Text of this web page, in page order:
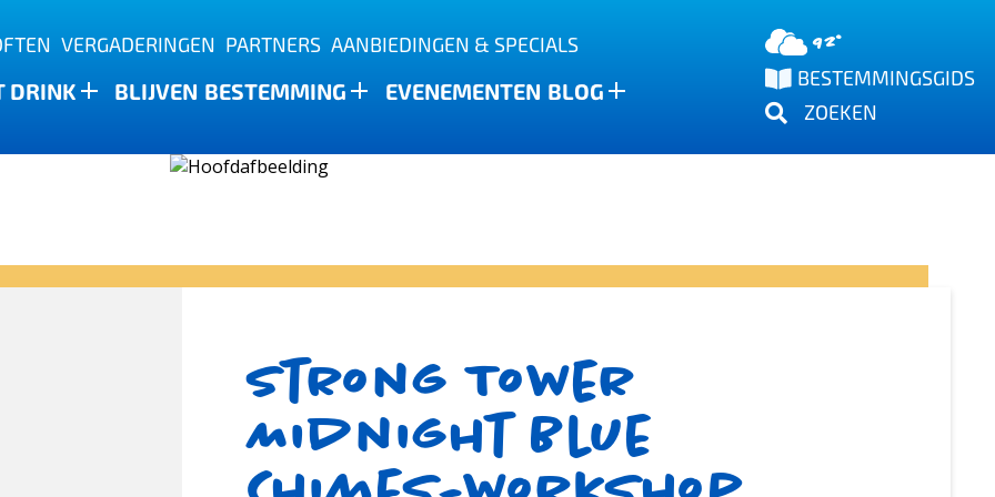
VERGADERINGEN PARTNERS AANBIEDINGEN & SPECIALS
DRINK BLIJVEN BESTEMMING EVENEMENTEN BLOG
92°
BESTEMMINGSGIDS
ZOEKEN
Strong Tower
Midnight Blue